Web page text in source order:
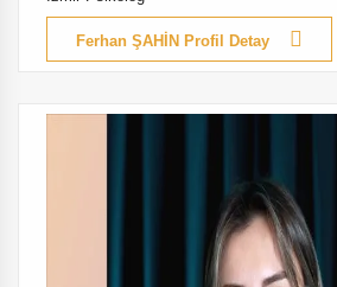
Ferhan ŞAHİN Profil Detay